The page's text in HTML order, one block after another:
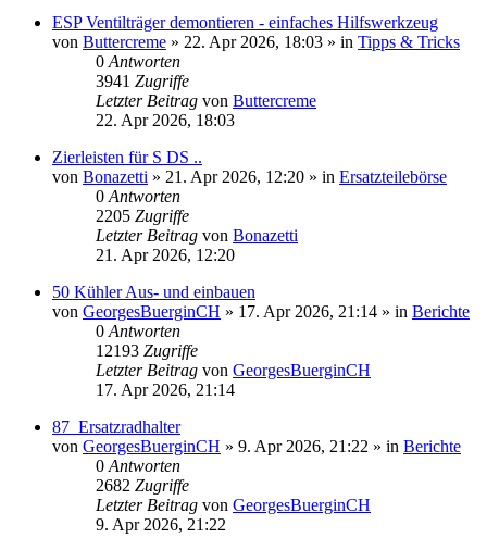
ESP Ventilträger demontieren - einfaches Hilfswerkzeug
von Buttercreme » 22. Apr 2026, 18:03 » in Tipps & Tricks
0 Antworten
3941 Zugriffe
Letzter Beitrag von Buttercreme
22. Apr 2026, 18:03
Zierleisten für S DS ..
von Bonazetti » 21. Apr 2026, 12:20 » in Ersatzteilebörse
0 Antworten
2205 Zugriffe
Letzter Beitrag von Bonazetti
21. Apr 2026, 12:20
50 Kühler Aus- und einbauen
von GeorgesBuerginCH » 17. Apr 2026, 21:14 » in Berichte
0 Antworten
12193 Zugriffe
Letzter Beitrag von GeorgesBuerginCH
17. Apr 2026, 21:14
87_Ersatzradhalter
von GeorgesBuerginCH » 9. Apr 2026, 21:22 » in Berichte
0 Antworten
2682 Zugriffe
Letzter Beitrag von GeorgesBuerginCH
9. Apr 2026, 21:22